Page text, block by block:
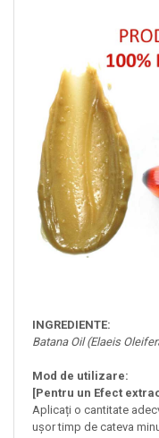
INGREDIENTE:
Batana Oil (Elaeis
Mod de utilizare:
[Pentru un Efect
Aplicați o cantitate
ușor timp de cateva